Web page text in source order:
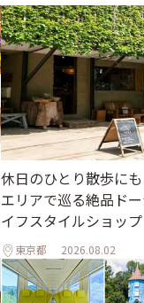
休日のひとり散歩に
エリアで巡る絶品ド
イフスタイルショップ
東京都 2026.08.02